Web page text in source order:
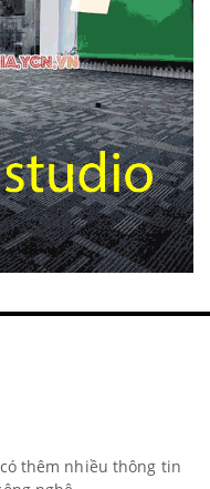
thêm nhiều thông tin